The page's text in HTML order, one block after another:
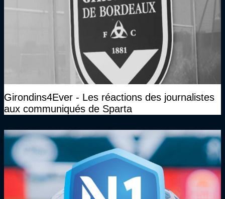
Girondins4Ever - Les réactions des journalistes
aux communiqués de Sparta